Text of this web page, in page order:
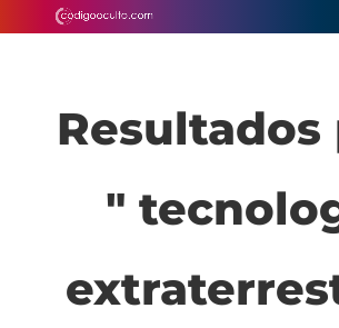
Resultados
"